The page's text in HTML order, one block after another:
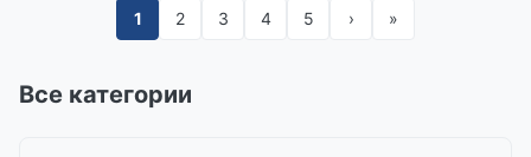
1 2 3 4 5 › »
Все категории